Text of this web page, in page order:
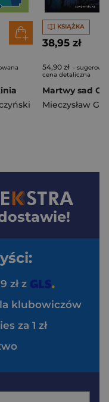
KSIĄŻKA
38,95 zł
54,90 zł -
cena detaliczna
Mieczysław
zł z
klubowiczów
za 1 zł